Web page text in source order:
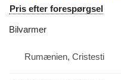
Pris efter forespørgsel
Bilvarmer
Rumænien, Cristesti